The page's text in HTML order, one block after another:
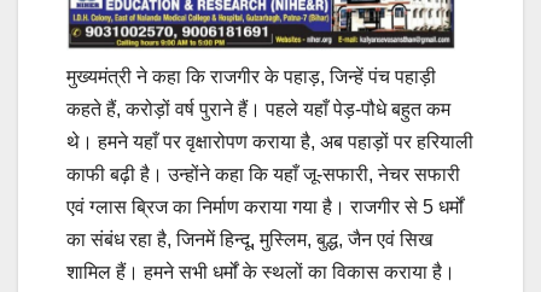
मुख्यमंत्री ने कहा कि राजगीर के पहाड़, जिन्हें पंच पहाड़ी
कहते हैं, करोड़ों वर्ष पुराने हैं। पहले यहाँ पेड़-पौधे बहुत कम
थे। हमने यहाँ पर वृक्षारोपण कराया है, अब पहाड़ों पर हरियाली
काफी बढ़ी है। उन्होंने कहा कि यहाँ जू-सफारी, नेचर सफारी
एवं ग्लास ब्रिज का निर्माण कराया गया है। राजगीर से 5 धर्मों
का संबंध रहा है, जिनमें हिन्दू, मुस्लिम, बुद्ध, जैन एवं सिख
शामिल हैं। हमने सभी धर्मों के स्थलों का विकास कराया है।